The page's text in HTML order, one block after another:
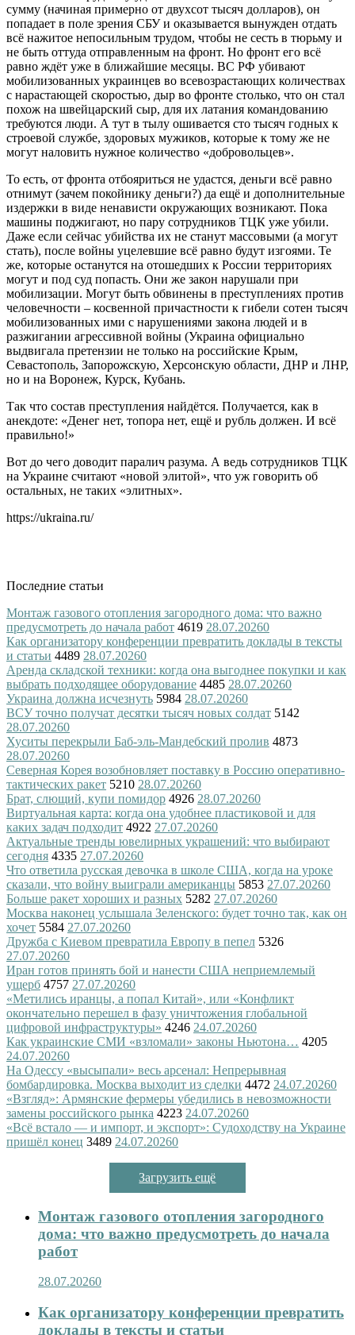
сумму (начиная примерно от двухсот тысяч долларов), он
попадает в поле зрения СБУ и оказывается вынужден отдать
всё нажитое непосильным трудом, чтобы не сесть в тюрьму и
не быть оттуда отправленным на фронт. Но фронт его всё
равно ждёт уже в ближайшие месяцы. ВС РФ убивают
мобилизованных украинцев во всевозрастающих количествах
с нарастающей скоростью, дыр во фронте столько, что он стал
похож на швейцарский сыр, для их латания командованию
требуются люди. А тут в тылу ошивается сто тысяч годных к
строевой службе, здоровых мужиков, которые к тому же не
могут наловить нужное количество «добровольцев».
То есть, от фронта отбояриться не удастся, деньги всё равно
отнимут (зачем покойнику деньги?) да ещё и дополнительные
издержки в виде ненависти окружающих возникают. Пока
машины поджигают, но пару сотрудников ТЦК уже убили.
Даже если сейчас убийства их не станут массовыми (а могут
стать), после войны уцелевшие всё равно будут изгоями. Те
же, которые останутся на отошедших к России территориях
могут и под суд попасть. Они же закон нарушали при
мобилизации. Могут быть обвинены в преступлениях против
человечности – косвенной причастности к гибели сотен тысяч
мобилизованных ими с нарушениями закона людей и в
разжигании агрессивной войны (Украина официально
выдвигала претензии не только на российские Крым,
Севастополь, Запорожскую, Херсонскую области, ДНР и ЛНР,
но и на Воронеж, Курск, Кубань.
Так что состав преступления найдётся. Получается, как в
анекдоте: «Денег нет, топора нет, ещё и рубль должен. И всё
правильно!»
Вот до чего доводит паралич разума. А ведь сотрудников ТЦК
на Украине считают «новой элитой», что уж говорить об
остальных, не таких «элитных».
https://ukraina.ru/
Последние статьи
Монтаж газового отопления загородного дома: что важно
предусмотреть до начала работ 4619 28.07.20260
Как организатору конференции превратить доклады в тексты
и статьи 4489 28.07.20260
Аренда складской техники: когда она выгоднее покупки и как
выбрать подходящее оборудование 4485 28.07.20260
Украина должна исчезнуть 5984 28.07.20260
ВСУ точно получат десятки тысяч новых солдат 5142
28.07.20260
Хуситы перекрыли Баб-эль-Мандебский пролив 4873
28.07.20260
Северная Корея возобновляет поставку в Россию оперативно-
тактических ракет 5210 28.07.20260
Брат, слющий, купи помидор 4926 28.07.20260
Виртуальная карта: когда она удобнее пластиковой и для
каких задач подходит 4922 27.07.20260
Актуальные тренды ювелирных украшений: что выбирают
сегодня 4335 27.07.20260
Что ответила русская девочка в школе США, когда на уроке
сказали, что войну выиграли американцы 5853 27.07.20260
Больше ракет хороших и разных 5282 27.07.20260
Москва наконец услышала Зеленского: будет точно так, как он
хочет 5584 27.07.20260
Дружба с Киевом превратила Европу в пепел 5326
27.07.20260
Иран готов принять бой и нанести США неприемлемый
ущерб 4757 27.07.20260
«Метились иранцы, а попал Китай», или «Конфликт
окончательно перешел в фазу уничтожения глобальной
цифровой инфраструктуры» 4246 24.07.20260
Как украинские СМИ «взломали» законы Ньютона… 4205
24.07.20260
На Одессу «высыпали» весь арсенал: Непрерывная
бомбардировка. Москва выходит из сделки 4472 24.07.20260
«Взгляд»: Армянские фермеры убедились в невозможности
замены российского рынка 4223 24.07.20260
«Всё встало — и импорт, и экспорт»: Судоходству на Украине
пришёл конец 3489 24.07.20260
Загрузить ещё
Монтаж газового отопления загородного
дома: что важно предусмотреть до начала
работ
28.07.20260
Как организатору конференции превратить
доклады в тексты и статьи